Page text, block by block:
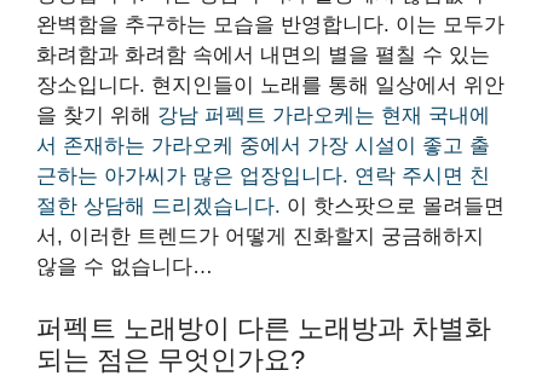
완벽함을 추구하는 모습을 반영합니다. 이는 모두가
화려함과 화려함 속에서 내면의 별을 펼칠 수 있는
장소입니다. 현지인들이 노래를 통해 일상에서 위안
을 찾기 위해 강남 퍼펙트 가라오케는 현재 국내에
서 존재하는 가라오케 중에서 가장 시설이 좋고 출
근하는 아가씨가 많은 업장입니다. 연락 주시면 친
절한 상담해 드리겠습니다. 이 핫스팟으로 몰려들면
서, 이러한 트렌드가 어떻게 진화할지 궁금해하지
않을 수 없습니다…
퍼펙트 노래방이 다른 노래방과 차별화
되는 점은 무엇인가요?